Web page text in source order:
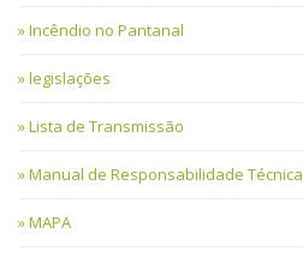
Incêndio no Pantanal
legislações
Lista de Transmissão
Manual de Responsabilidade Técnica
MAPA